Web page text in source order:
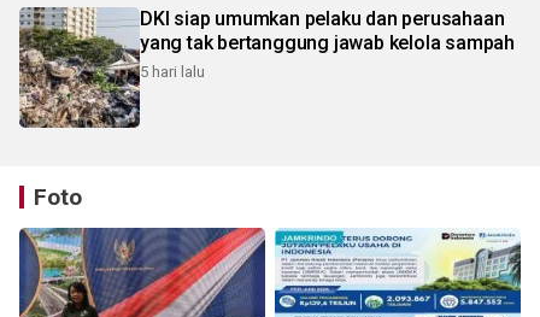
DKI siap umumkan pelaku dan perusahaan
yang tak bertanggung jawab kelola sampah
5 hari lalu
Foto